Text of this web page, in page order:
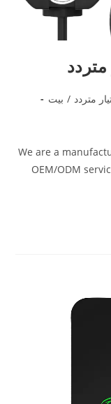
متردد / بيت
We are a
OEM/ODM